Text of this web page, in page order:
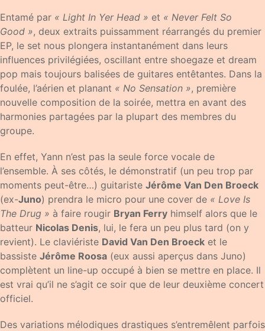
Entamé par « Light In Yer Head » et « Never Felt So
Good », deux extraits puissamment réarrangés du premier
EP, le set nous plongera instantanément dans leurs
influences privilégiées, oscillant entre shoegaze et dream
pop mais toujours balisées de guitares entêtantes. Dans la
foulée, l’aérien et planant « No Sensation », première
nouvelle composition de la soirée, mettra en avant des
harmonies partagées par la plupart des membres du
groupe.
En effet, Yann n’est pas la seule force vocale de
l’ensemble. À ses côtés, le démonstratif (un peu trop par
moments peut-être…) guitariste Jérôme Van Den Broeck
(ex-Juno) prendra le micro pour une cover de « Love Is
The Drug » à faire rougir Bryan Ferry himself alors que le
batteur Nicolas Denis, lui, le fera un peu plus tard (on y
revient). Le claviériste David Van Den Broeck et le
bassiste Jérôme Roosa (eux aussi aperçus dans Juno)
complètent un line-up occupé à bien se mettre en place. Il
est vrai qu’il ne s’agit ce soir que de leur deuxième concert
officiel.
Des variations mélodiques drastiques s’entremêlent parfois